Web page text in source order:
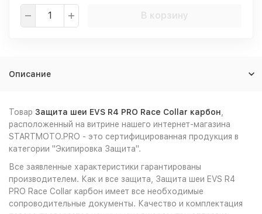
В корзину
Описание
Товар Защита шеи EVS R4 PRO Race Collar карбон
расположенный на витрине нашего интернет-магазина
STARTMOTO.PRO - это сертифицированная продукция в
категории "Экипировка Защита".
Все заявленные характеристики гарантированы
производителем. Как и все защита, Защита шеи EVS R4
PRO Race Collar карбон имеет все необходимые
сопроводительные документы. Качество и комплектация